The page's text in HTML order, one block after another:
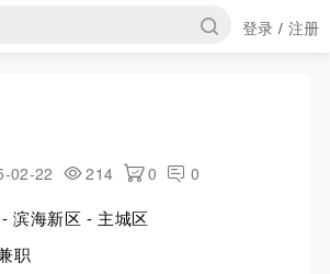
登录 / 注册
02-22 214 0 0
滨海新区 - 主城区
职